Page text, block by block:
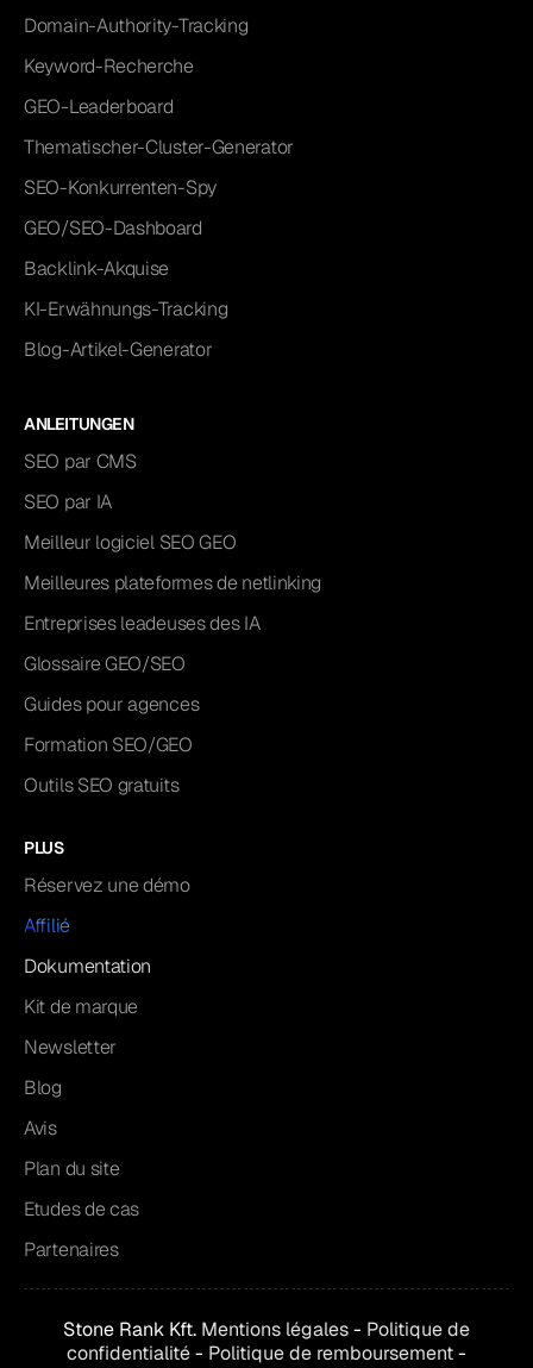
Domain-Authority-Tracking
Keyword-Recherche
GEO-Leaderboard
Thematischer-Cluster-Generator
SEO-Konkurrenten-Spy
GEO/SEO-Dashboard
Backlink-Akquise
KI-Erwähnungs-Tracking
Blog-Artikel-Generator
ANLEITUNGEN
SEO par CMS
SEO par IA
Meilleur logiciel SEO GEO
Meilleures plateformes de netlinking
Entreprises leadeuses des IA
Glossaire GEO/SEO
Guides pour agences
Formation SEO/GEO
Outils SEO gratuits
PLUS
Réservez une démo
Affilié
Dokumentation
Kit de marque
Newsletter
Blog
Avis
Plan du site
Etudes de cas
Partenaires
Stone Rank Kft. Mentions légales- Politique de
confidentialité- Politique de remboursement-